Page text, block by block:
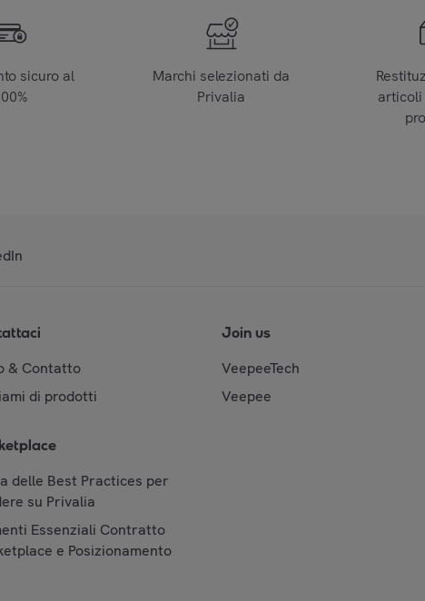
sicuro al
Marchi selezionati da
Privalia
articoli
& Contatto
di prodotti
delle Best Practices per
su Privalia
Essenziali Contratto
e Posizionamento
Join us
VeepeeTech
Veepee